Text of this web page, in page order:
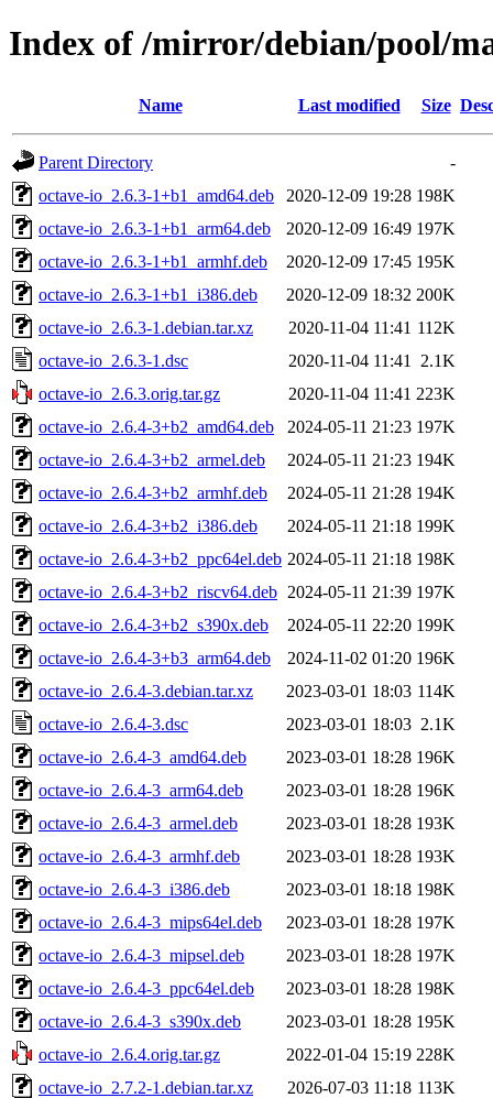
Index of /mirror/debian/pool/
Name Last modified Size
Parent Directory
-
octave-io_2.6.3-1+b1_amd64.deb
2020-12-09 19:28 198K
octave-io_2.6.3-1+b1_arm64.deb
2020-12-09 16:49 197K
octave-io_2.6.3-1+b1_armhf.deb
2020-12-09 17:45 195K
octave-io_2.6.3-1+b1_i386.deb
2020-12-09 18:32 200K
octave-io_2.6.3-1.debian.tar.xz
2020-11-04 11:41 112K
octave-io_2.6.3-1.dsc
2020-11-04 11:41
2.1K
octave-io_2.6.3.orig.tar.gz
2020-11-04 11:41 223K
octave-io_2.6.4-3+b2_amd64.deb
2024-05-11 21:23 197K
octave-io_2.6.4-3+b2_armel.deb
2024-05-11 21:23 194K
octave-io_2.6.4-3+b2_armhf.deb
2024-05-11 21:28 194K
octave-io_2.6.4-3+b2_i386.deb
2024-05-11 21:18 199K
octave-io_2.6.4-3+b2_ppc64el.deb 2024-05-11 21:18 198K
octave-io_2.6.4-3+b2_riscv64.deb 2024-05-11 21:39 197K
octave-io_2.6.4-3+b2_s390x.deb
2024-05-11 22:20 199K
octave-io_2.6.4-3+b3_arm64.deb
2024-11-02 01:20 196K
octave-io_2.6.4-3.debian.tar.xz
2023-03-01 18:03 114K
octave-io_2.6.4-3.dsc
2023-03-01 18:03 2.1K
octave-io_2.6.4-3_amd64.deb
2023-03-01 18:28 196K
octave-io_2.6.4-3_arm64.deb
2023-03-01 18:28 196K
octave-io_2.6.4-3_armel.deb
2023-03-01 18:28 193K
octave-io_2.6.4-3_armhf.deb
2023-03-01 18:28 193K
octave-io_2.6.4-3_i386.deb
2023-03-01 18:18 198K
octave-io_2.6.4-3_mips64el.deb
2023-03-01 18:28 197K
octave-io_2.6.4-3_mipsel.deb
2023-03-01 18:28 197K
octave-io_2.6.4-3_ppc64el.deb
2023-03-01 18:28 198K
octave-io_2.6.4-3_s390x.deb
2023-03-01 18:28 195K
octave-io_2.6.4.orig.tar.gz
2022-01-04 15:19 228K
octave-io_2.7.2-1.debian.tar.xz
2026-07-03 11:18 113K